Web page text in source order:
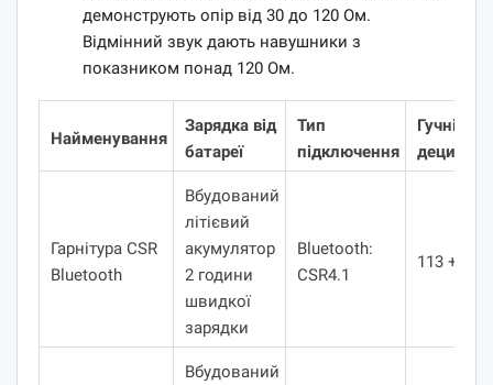
демонструють опір від 30 до 120 Ом.
Відмінний звук дають навушники з
показником понад 120 Ом.
Найменування
Зарядка від
батареї
Тип
підключення
Гучність,
децибели
Гарнітура CSR
Bluetooth
Вбудований
літієвий
акумулятор
2 години
швидкої
зарядки
Bluetooth:
CSR4.1
113 +/- 3
Вбудований